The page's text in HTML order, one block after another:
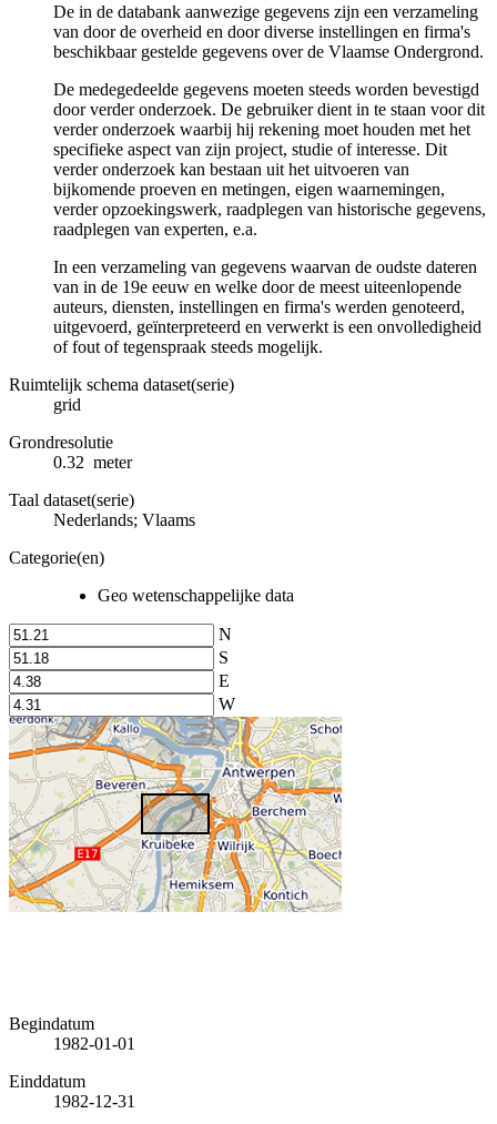
De in de databank aanwezige gegevens zijn een verzameling
van door de overheid en door diverse instellingen en firma's
beschikbaar gestelde gegevens over de Vlaamse Ondergrond.
De medegedeelde gegevens moeten steeds worden bevestigd
door verder onderzoek. De gebruiker dient in te staan voor dit
verder onderzoek waarbij hij rekening moet houden met het
specifieke aspect van zijn project, studie of interesse. Dit
verder onderzoek kan bestaan uit het uitvoeren van
bijkomende proeven en metingen, eigen waarnemingen,
verder opzoekingswerk, raadplegen van historische gegevens,
raadplegen van experten, e.a.
In een verzameling van gegevens waarvan de oudste dateren
van in de 19e eeuw en welke door de meest uiteenlopende
auteurs, diensten, instellingen en firma's werden genoteerd,
uitgevoerd, geïnterpreteerd en verwerkt is een onvolledigheid
of fout of tegenspraak steeds mogelijk.
Ruimtelijk schema dataset(serie)
grid
Grondresolutie
0.32 meter
Taal dataset(serie)
Nederlands; Vlaams
Categorie(en)
Geo wetenschappelijke data
N
S
E
W
Begindatum
1982-01-01
Einddatum
1982-12-31